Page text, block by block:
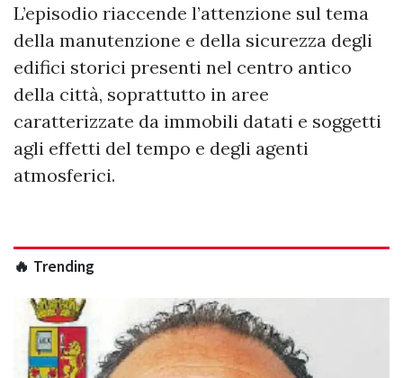
L’episodio riaccende l’attenzione sul tema
della manutenzione e della sicurezza degli
edifici storici presenti nel centro antico
della città, soprattutto in aree
caratterizzate da immobili datati e soggetti
agli effetti del tempo e degli agenti
atmosferici.
🔥 Trending